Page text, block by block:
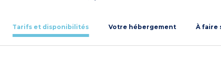
Tarifs et disponibilités Votre hébergement À faire